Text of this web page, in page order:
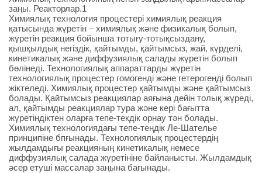
заңы. Реакторлар.1
Химиялық технология процестері химиялық реакция
қатысында жүретін – химиялық және физикалық болып,
жүретін реакция бойынша тотығу-тотықсыздану,
қышқылдық негіздік, қайтымды, қайтымсыз, жай, күрделі,
кинетикалық және диффузиялық салады жүретін болып
бөлінеді. Технологиялық аппараттарды жүретін
технологиялық процестер гомогенді және гетерогенді болып
жіктеледі. Химиялық процестер қайтымды және қайтымсыз
болады. Қайтымсыз реакциялар аяғына дейін толық жүреді,
ал, қайтымды реакциялар тура және кері бағытта
жүретіндіктен оларға тепе-текдік орнау тән болады.
Химиялық технологиядағы тепе-теңдік Ле-Шателье
принципіне бпғынады. Технологиялық процестердің
жылдамдығы реакцияның кинетикалық немесе
диффузиялық салада жүретініне байланысты. Жылдамдық
әсер етуші массалар заңына бағынады.